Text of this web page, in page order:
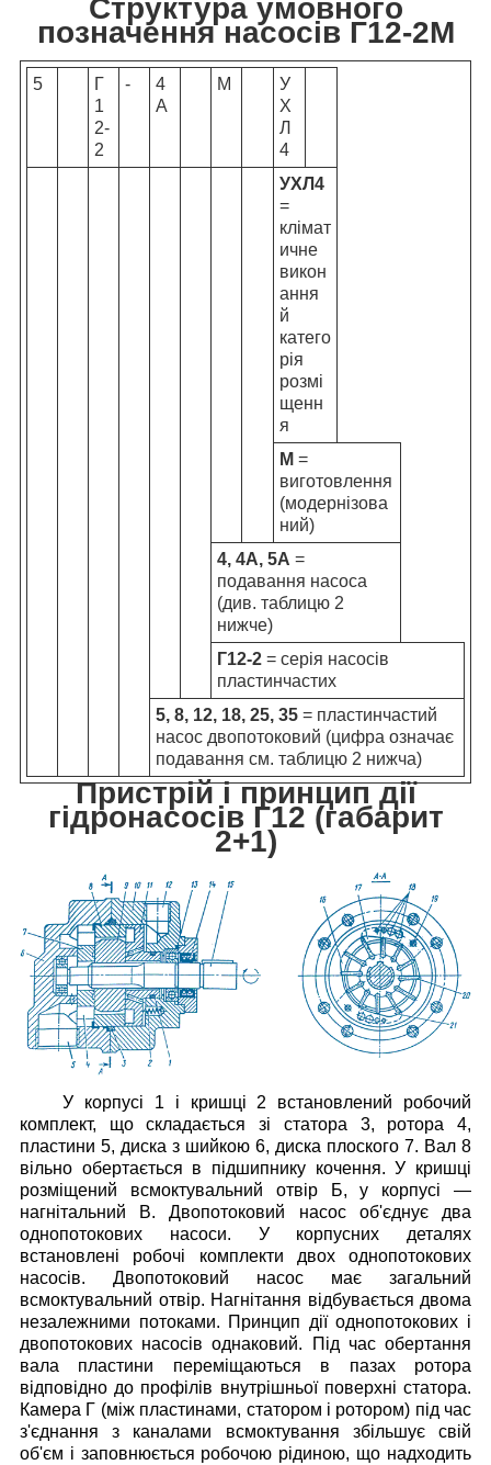
Структура умовного
позначення насосів Г12-2М
5
Г
1
2-
2
-
4
А
М
У
Х
Л
4
УХЛ4
=
клімат
ичне
викон
ання
й
катего
рія
розмі
щенн
я
М =
виготовлення
(модернізова
ний)
4, 4А, 5А =
подавання насоса
(див. таблицю 2
нижче)
Г12-2 = серія насосів
пластинчастих
5, 8, 12, 18, 25, 35 = пластинчастий
насос двопотоковий (цифра означає
подавання см. таблицю 2 нижча)
Пристрій і принцип дії
гідронасосів Г12 (габарит
2+1)
У корпусі 1 і кришці 2 встановлений робочий
комплект, що складається зі статора 3, ротора 4,
пластини 5, диска з шийкою 6, диска плоского 7. Вал 8
вільно обертається в підшипнику кочення. У кришці
розміщений всмоктувальний отвір Б, у корпусі —
нагнітальний В.Двопотоковий насос об'єднує два
однопотокових насоси. У корпусних деталях
встановлені робочі комплекти двох однопотокових
насосів. Двопотоковий насос має загальний
всмоктувальний отвір. Нагнітання відбувається двома
незалежними потоками. Принцип дії однопотокових і
двопотокових насосів однаковий. Під час обертання
вала пластини переміщаються в пазах ротора
відповідно до профілів внутрішньої поверхні статора.
Камера Г (між пластинами, статором і ротором) під час
з'єднання з каналами всмоктування збільшує свій
об'єм і заповнюється робочою рідиною, що надходить